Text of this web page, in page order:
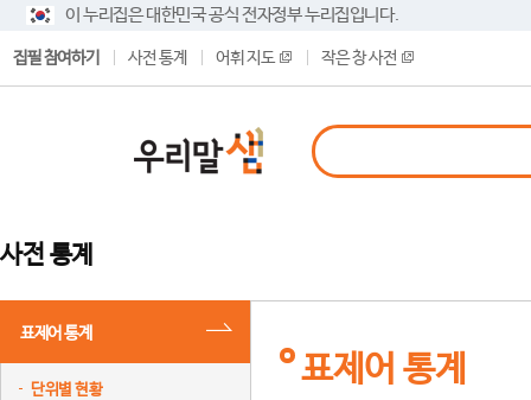
이 누리집은 대한민국 공식 전자정부 누리집입니다.
집필 참여하기 사전 통계 어휘 지도 작은 창 사전
사전 통계
표제어 통계
단위별 현황
표제어 통계